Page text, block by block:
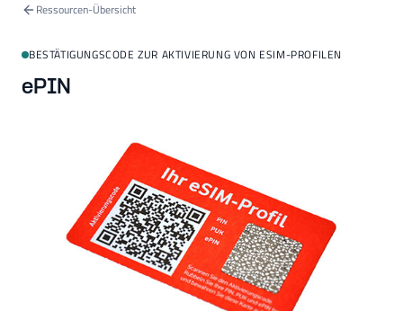
Ressourcen-Übersicht
BESTÄTIGUNGSCODE ZUR AKTIVIERUNG VON ESIM-PROFILEN
ePIN